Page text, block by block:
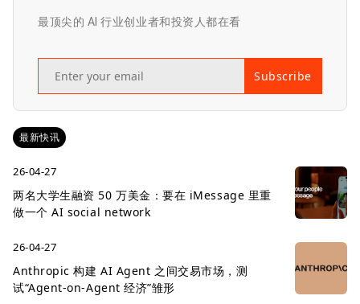
最顶尖的 AI 行业创业者和投资人都在看
Subscribe
最新快讯
26-04-27
两名大学生融资 50 万美金：要在 iMessage 里重
做一个 AI social network
26-04-27
Anthropic 构建 AI Agent 之间交易市场，测
试“Agent-on-Agent 经济”雏形